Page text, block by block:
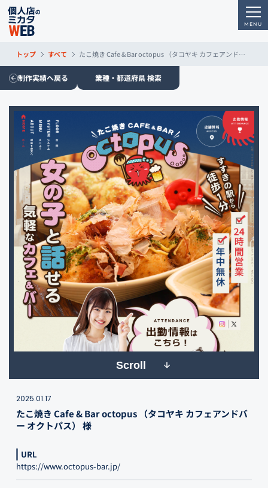
トップ すべて たこ焼き Cafe & Bar octopus （タコヤキ カフェアンドバー オクトパス）
制作実績へ戻る 業種・都道府県 検索
Scroll
2025.01.17
たこ焼き Cafe & Bar octopus （タコヤキ カフェアンドバ
ー オクトパス） 様
URL
https://www.octopus-bar.jp/